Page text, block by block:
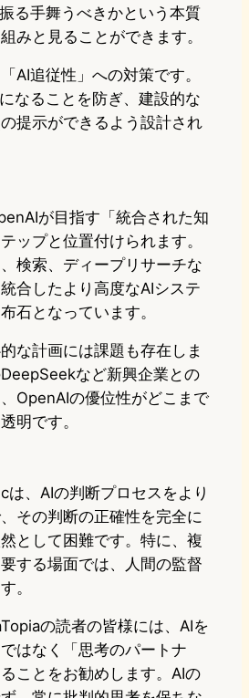
る手舞うべきかという本質
みと見ることができます。
AI追従性」への対策です。
なることを防ぎ、建設的な
提示ができるよう設計され
が目指す「統合された知
ップと位置付けられます。
検索、ディープリサーチな
合したより高度なAIシステ
石となっています。
な計画には課題も存在しま
など新興企業との
OpenAIの優位性がどこまで
明です。
、AIの判断プロセスをより
その判断の正確性を完全に
として困難です。特に、複
する場面では、人間の監督
。
の読者の皆様には、AIを
ではなく「思考のパートナ
ことをお勧めします。AIの